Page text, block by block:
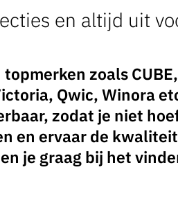
en altijd uit
zoals
Qwic, Winora
zodat je niet
en ervaar de
je graag bij het